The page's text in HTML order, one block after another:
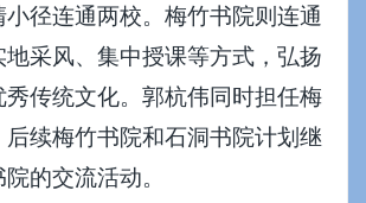
径连通两校。梅竹书院则连通
采风、集中授课等方式，弘扬
传统文化。郭杭伟同时担任梅
续梅竹书院和石洞书院计划继
的交流活动。